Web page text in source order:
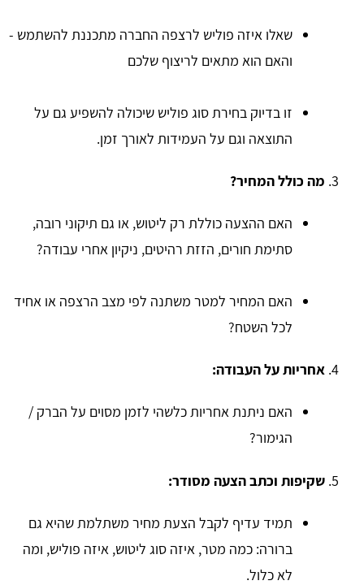
שאלו איזה פוליש לרצפה החברה מתכננת להשתמש -
והאם הוא מתאים לריצוף שלכם
זו בדיוק בחירת סוג פוליש שיכולה להשפיע גם על
התוצאה וגם על העמידות לאורך זמן.
מה כולל המחיר?
האם ההצעה כוללת רק ליטוש, או גם תיקוני רובה,
סתימת חורים, הזזת רהיטים, ניקיון אחרי עבודה?
האם המחיר למטר משתנה לפי מצב הרצפה או אחיד
לכל השטח?
אחריות על העבודה:
האם ניתנת אחריות כלשהי לזמן מסוים על הברק /
הגימור?
שקיפות וכתב הצעה מסודר:
תמיד עדיף לקבל הצעת מחיר משתלמת שהיא גם
ברורה: כמה מטר, איזה סוג ליטוש, איזה פוליש, ומה
לא כלול.